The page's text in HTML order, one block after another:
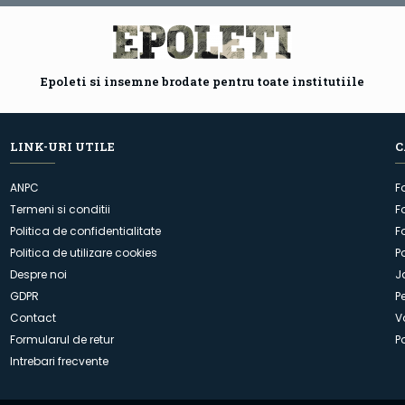
Epoleti si insemne brodate pentru toate institutiile
LINK-URI UTILE
ANPC
Termeni si conditii
Politica de confidentialitate
Politica de utilizare cookies
Despre noi
GDPR
Contact
Formularul de retur
Intrebari frecvente